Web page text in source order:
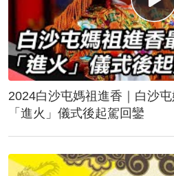
2024白沙屯媽祖進香｜白沙
「進火」儀式後起駕回鑾